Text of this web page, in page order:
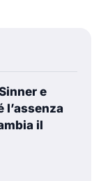
e
l’assenza
il